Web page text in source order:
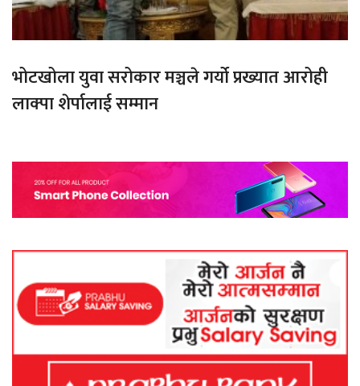
भोटखोला युवा सरोकार मञ्चले गर्यो प्रख्यात आरोही
लाक्पा शेर्पालाई सम्मान